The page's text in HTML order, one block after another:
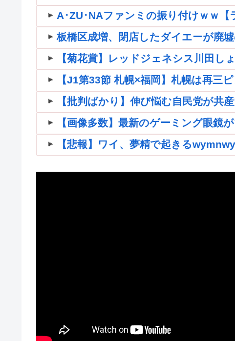
A･ZU･NAファンミの振り付けｗｗ【
板橋区成増、閉店したダイエーが廃
【菊花賞】レッドジェネシス川田し
【J1第33節 札幌×福岡】札幌は再三
【批判ばかり】伸び悩む自民党が共
【画像多数】最新のゲーミング眼鏡
【悲報】ワイ、夢精で起きる